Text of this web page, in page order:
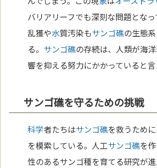
バリアリーフでも深刻な問題となっ
乱獲や水質汚染もサンゴ礁の生態
る。 サンゴ礁の存続は、人類が海
響を抑える努力にかかっていると言
サンゴ礁を守るための挑戦
科学者たちはサンゴ礁を救うため
を模索している。人工サンゴ礁を
性のあるサンゴ種を育てる研究が